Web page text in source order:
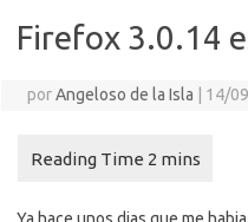
Firefox 3.0.14
porAngeloso de la Isla 14/